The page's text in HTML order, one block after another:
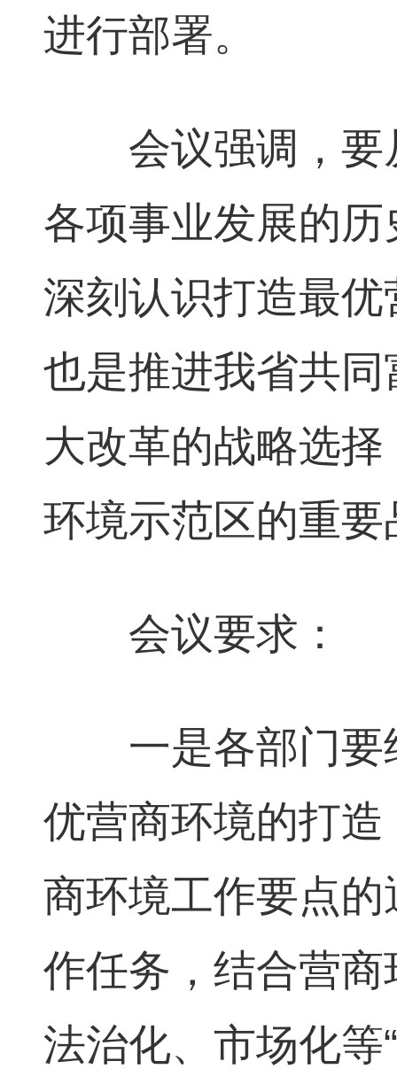
进行部署。
会议强调，要
各项事业发展的
深刻认识打造最
也是推进我省共
大改革的战略选
环境示范区的重要
会议要求：
一是各部门要
优营商环境的打
商环境工作要点
作任务，结合营
法治化、市场化等